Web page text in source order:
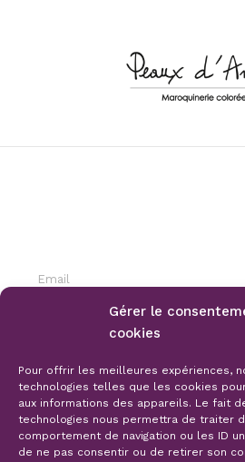
Gérer le
cookies
Pour offrir les meilleures expériences,
technologies telles que les cookies
aux informations des appareils. Le fait
technologies nous permettra de traiter
comportement de navigation ou les ID
de ne pas consentir ou de retirer son